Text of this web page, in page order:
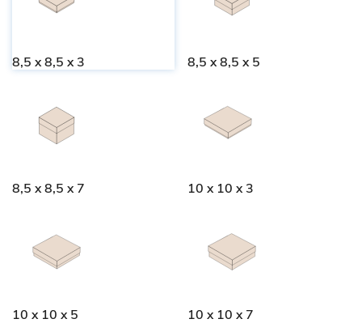
8,5 x 8,5 x 3 8,5 x 8,5 x 5
8,5 x 8,5 x 7 10 x 10 x 3
10 x 10 x 5 10 x 10 x 7